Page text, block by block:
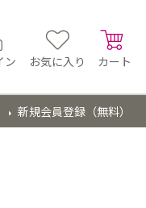
ン お気に入り カート
新規会員登録（無料）